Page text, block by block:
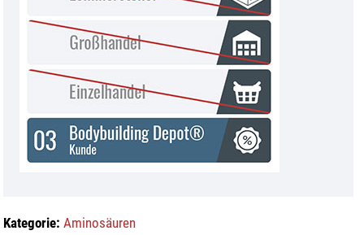
Kategorie: Aminosäuren